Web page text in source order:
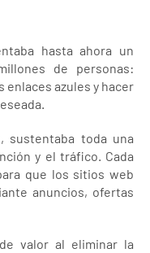
hasta ahora un
de personas:
enlaces azules y hacer
sustentaba toda una
y el tráfico. Cada
que los sitios web
anuncios, ofertas
valor al eliminar la